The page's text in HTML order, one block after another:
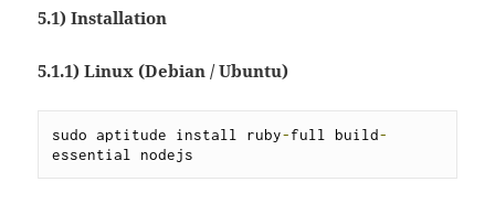
5.1) Installation
5.1.1) Linux (Debian / Ubuntu)
sudo aptitude install ruby-full build-
essential nodejs